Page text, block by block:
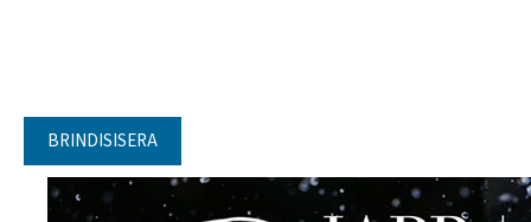
BRINDISISERA